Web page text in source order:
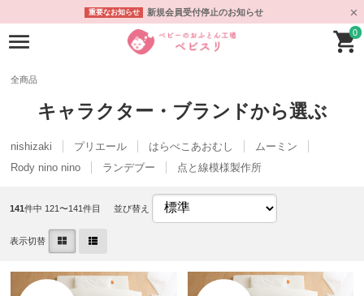
重要なお知らせ 新規会員受付停止のお知らせ
0
全商品
キャラクター・ブランドから選ぶ
nishizaki プリエール はらぺこあおむし
ムーミン
Rody nino nino
ランデブー 点と線模様製作所
141件中 121〜141件目 並び替え
表示切替